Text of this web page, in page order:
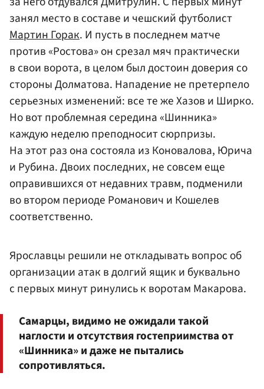
занял место в составе и чешский футболист
Мартин Горак. И пусть в последнем матче
против «Ростова» он срезал мяч практически
в свои ворота, в целом был достоин доверия со
стороны Долматова. Нападение не претерпело
серьезных изменений: все те же Хазов и Ширко.
Но вот проблемная середина «Шинника»
каждую неделю преподносит сюрпризы.
На этот раз она состояла из Коновалова, Юрича
и Рубина. Двоих последних, не совсем еще
оправившихся от недавних травм, подменили
во втором периоде Романович и Кошелев
соответственно.
Ярославцы решили не откладывать вопрос об
организации атак в долгий ящик и буквально
с первых минут ринулись к воротам Макарова.
Самарцы, видимо не ожидали такой
наглости и отсутствия гостеприимства от
«Шинника» и даже не пытались
сопротивляться.